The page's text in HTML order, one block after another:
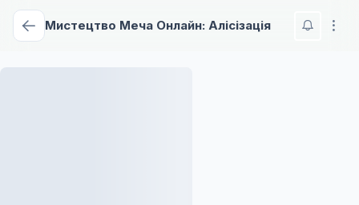
Мистецтво Меча Онлайн: Алісізація